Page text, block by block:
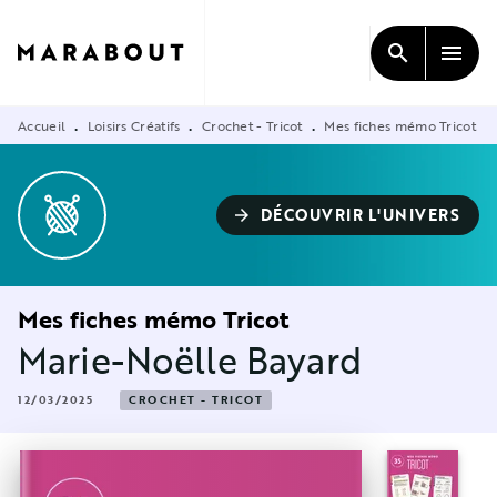
CONTENU
search menu
Accueil • Loisirs Créatifs • Crochet - Tricot • Mes fiches mémo Tricot
arrow_forward DÉCOUVRIR L'UNIVERS
Mes fiches mémo Tricot
Marie-Noëlle Bayard
12/03/2025 CROCHET - TRICOT